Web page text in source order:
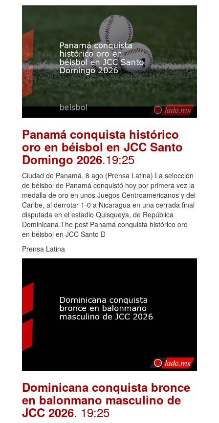
Panamá conquista histórico
oro en béisbol en JCC Santo
Domingo 2026.19:25
Ciudad de Panamá, 8 ago (Prensa Latina) La selección
de béisbol de Panamá conquistó hoy por primera vez la
medalla de oro en unos Juegos Centroamericanos y del
Caribe, al derrotar 1-0 a Nicaragua en una cerrada final
disputada en el estadio Quisqueya, de República
Dominicana.The post Panamá conquista histórico oro
en béisbol en JCC Santo D
Prensa Latina
Dominicana conquista bronce
en balonmano masculino de
JCC 2026. 19:25